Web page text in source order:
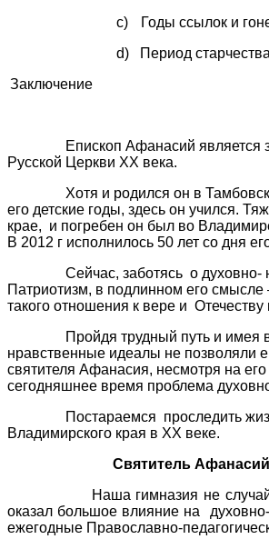
c)
Годы ссылок и
d)
Период старчества
Заключение
Епископ Афанасий является
Русской Церкви ХХ века.
Хотя и родился он в
его детские годы, здесь он учился.
крае, и погребен он был во
В 2012 г исполнилось 50 лет со дня
Сейчас, заботясь о духовно-
Патриотизм, в подлинном его смысле
такого отношения к вере и
Пройдя трудный путь и имея
нравственные идеалы не позволяли
святителя Афанасия, несмотря на
сегодняшнее время проблема
Постараемся проследить
Владимирского края в ХХ веке.
Святитель
Наша гимназия не
оказал большое влияние на
ежегодные Православно-